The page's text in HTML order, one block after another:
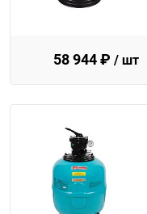
58 944 ₽ / шт